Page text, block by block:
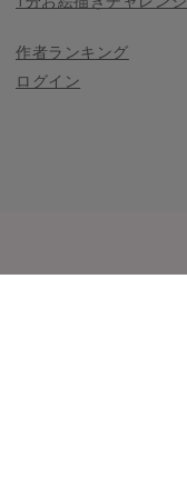
作者ランキング
ログイン